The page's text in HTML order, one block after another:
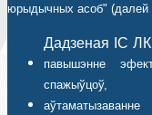
юрыдычных асоб" (далей
Дадзеная ІС
павышэнне
спажыўцоў,